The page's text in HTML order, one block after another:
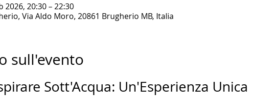
2026, 20:30 – 22:30
Via Aldo Moro, 20861 Brugherio MB, Italia
sull'evento
Sott'Acqua: Un'Esperienza Unica